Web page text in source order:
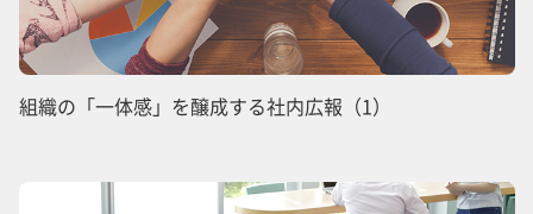
組織の「一体感」を醸成する社内広報（1）